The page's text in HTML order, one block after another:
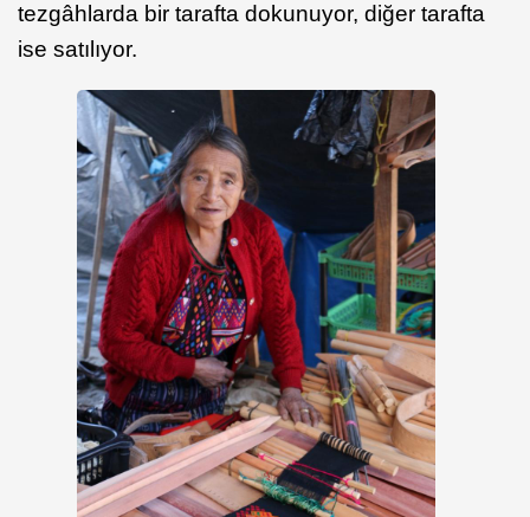
tezgâhlarda bir tarafta dokunuyor, diğer tarafta
ise satılıyor.